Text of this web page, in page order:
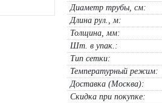
Сигнальный фонарь ФС-12 на
постоянном токе 12V
1 комплект:233руб
Диаметр трубы, cм:
Длина рул., м:
Толщина, мм:
Шт. в упак.:
Тип сетки:
Температурный режим:
Доставка (Москва):
Скидка при покупке: